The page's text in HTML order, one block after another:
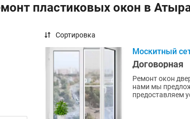
пластиковых окон в
Сортировка
Москитный
Договорная
Ремонт окон
нами мы
предоставляем